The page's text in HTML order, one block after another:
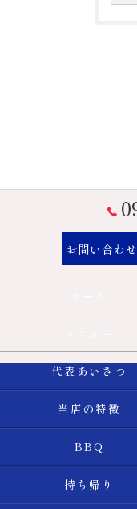
お問い合わ
代表あいさつ
当店の特徴
BBQ
持ち帰り